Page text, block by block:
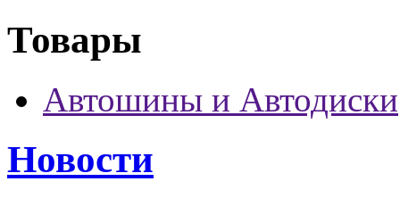
Товары
Автошины и Автодиски
Новости